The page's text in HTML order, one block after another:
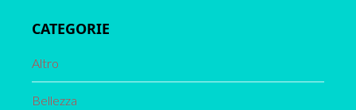
CATEGORIE
Altro
Bellezza